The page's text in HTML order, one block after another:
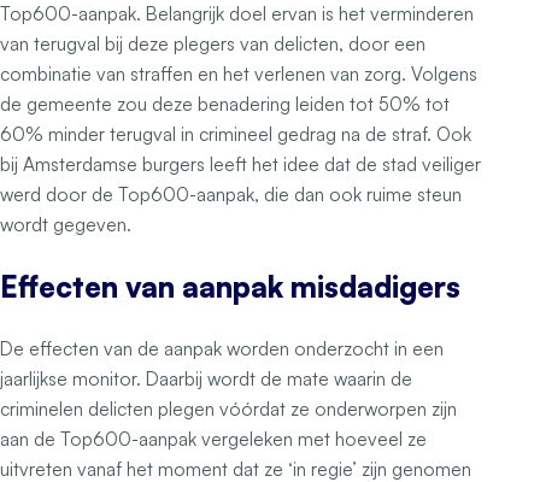
Top600-aanpak. Belangrijk doel ervan is het verminderen
van terugval bij deze plegers van delicten, door een
combinatie van straffen en het verlenen van zorg. Volgens
de gemeente zou deze benadering leiden tot 50% tot
60% minder terugval in crimineel gedrag na de straf. Ook
bij Amsterdamse burgers leeft het idee dat de stad veiliger
werd door de Top600-aanpak, die dan ook ruime steun
wordt gegeven.
Effecten van aanpak misdadigers
De effecten van de aanpak worden onderzocht in een
jaarlijkse monitor. Daarbij wordt de mate waarin de
criminelen delicten plegen vóórdat ze onderworpen zijn
aan de Top600-aanpak vergeleken met hoeveel ze
uitvreten vanaf het moment dat ze ‘in regie’ zijn genomen